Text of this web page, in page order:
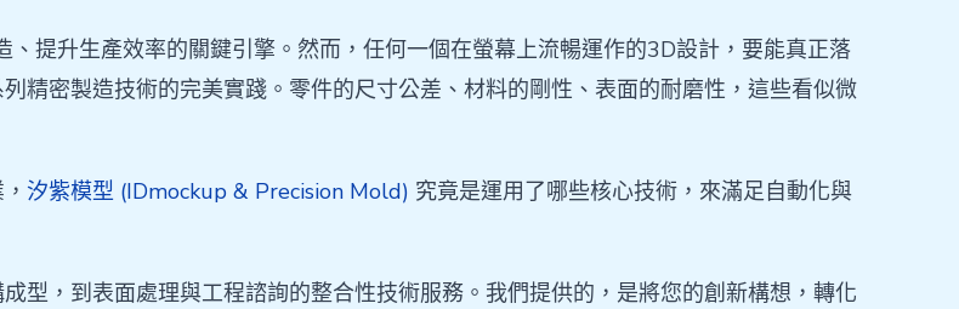
、提升生產效率的關鍵引擎。然而，任何一個在螢幕上流暢運作的3D設計，要能真正落
精密製造技術的完美實踐。零件的尺寸公差、材料的剛性、表面的耐磨性，這些看似微
汐紫模型 (IDmockup & Precision Mold) 究竟是運用了哪些核心技術，來滿足自動化與
型，到表面處理與工程諮詢的整合性技術服務。我們提供的，是將您的創新構想，轉化